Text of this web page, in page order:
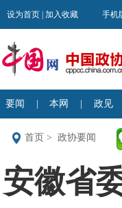
首页 > 政协要闻
安徽省